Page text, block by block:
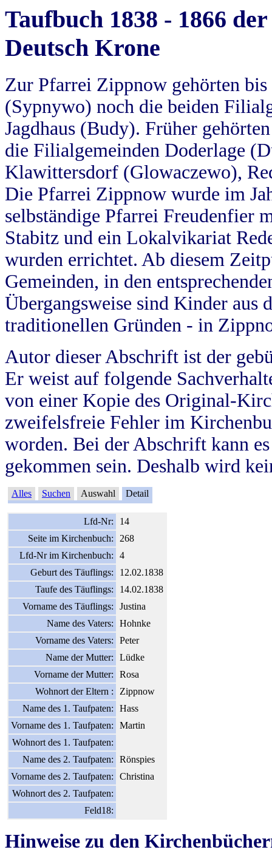
Taufbuch 1838 - 1866
Deutsch Krone
Zur Pfarrei Zippnow gehörten
(Sypnywo) noch die beiden
Jagdhaus (Budy). Früher
die Filialgemeinden Doderlage
Klawittersdorf (Glowaczewo),
Die Pfarrei Zippnow wurde im
selbständige Pfarrei Freudenfier
Stabitz und ein Lokalvikariat
wurden errichtet. Ab diesem
Gemeinden, in den
Übergangsweise sind Kinder aus
traditionellen Gründen - in
Autor dieser Abschrift ist der
Er weist auf folgende
von einer Kopie des Original-
zweifelsfreie Fehler im
worden. Bei der Abschrift kann
gekommen sein. Deshalb wird
Alles Suchen Auswahl Detail
Lfd-Nr:
14
Seite im Kirchenbuch:
268
Lfd-Nr im Kirchenbuch:
4
Geburt des Täuflings:
12.02.1838
Taufe des Täuflings:
14.02.1838
Vorname des Täuflings:
Justina
Name des Vaters:
Hohnke
Vorname des Vaters:
Peter
Name der Mutter:
Lüdke
Vorname der Mutter:
Rosa
Wohnort der Eltern :
Zippnow
Name des 1. Taufpaten:
Hass
Vorname des 1. Taufpaten:
Martin
Wohnort des 1. Taufpaten:
Name des 2. Taufpaten:
Rönspies
Vorname des 2. Taufpaten:
Christina
Wohnort des 2. Taufpaten:
Feld18:
Hinweise zu den